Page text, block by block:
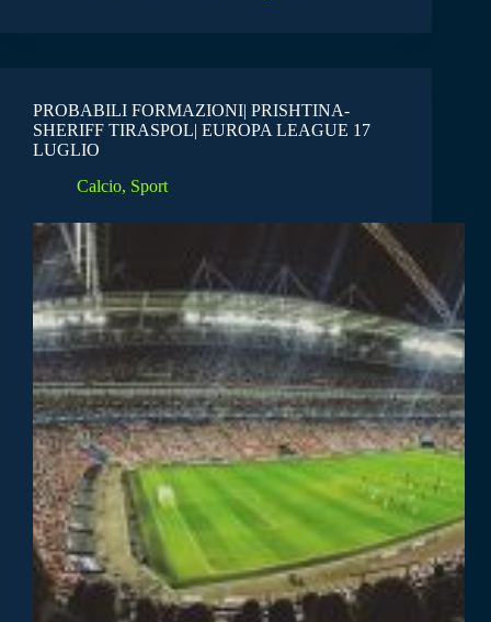
PROBABILI FORMAZIONI| PRISHTINA-
SHERIFF TIRASPOL| EUROPA LEAGUE 17
LUGLIO
Calcio, Sport